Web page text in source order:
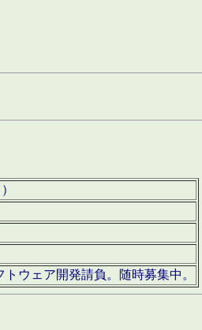
ウェア開発請負。随時募集中。